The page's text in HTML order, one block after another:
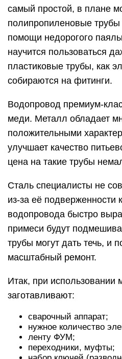
самый простой, в плане
полипропиленовые
помощи недорогого
научится пользоваться
пластиковые трубы, как
собираются на фитинги.
Водопровод премиум-
меди. Металл обладает
положительными
улучшает качество
цена на такие трубы
Сталь специалисты не
из-за её подверженности
водопровода быстро
примеси будут
трубы могут дать течь, и
масштабный ремонт.
Итак, при использовании
заготавливают:
сварочный аппарат;
нужное количество
ленту ФУМ;
переходники, муфты;